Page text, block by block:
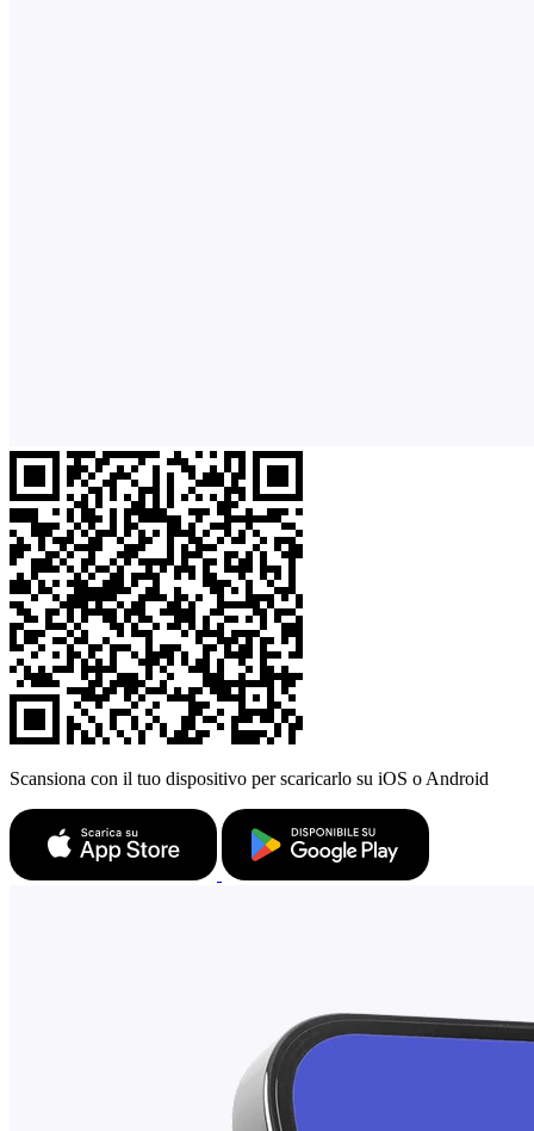
Scansiona con il tuo dispositivo per scaricarlo su iOS o Android